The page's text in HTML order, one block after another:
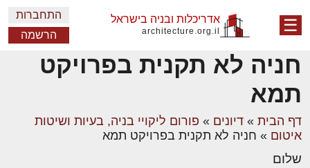
☰ אדריכלות ובניה בישראל
architecture.org.il
התחברות
הרשמה
חניה לא תקנית בפרויקט
תמא
דף הבית » דיונים » פורום ליקויי בניה, בעיות ושיטות
איטום » חניה לא תקנית בפרויקט תמא
שלום